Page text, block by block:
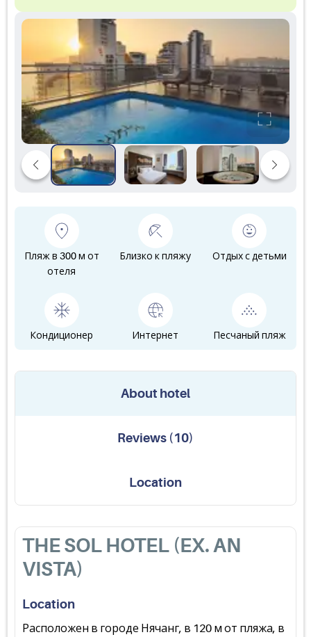
Пляж в 300 м от
отеля
Близко к пляжу Отдых с детьми
Кондиционер Интернет Песчаный пляж
About hotel
Reviews ( 10)
Location
THE SOL HOTEL (EX. AN
VISTA)
Location
Расположен в городе Нячанг, в 120 м от пляжа, в